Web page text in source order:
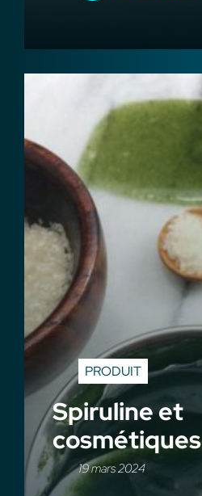
PRODUIT
Spiruline et
cosmétiques
19 mars 2024